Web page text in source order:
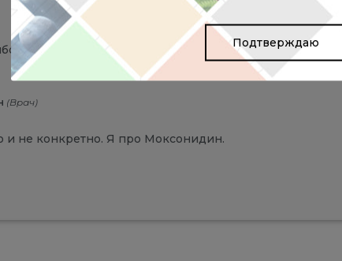
(Врач)
и не конкретно. Я про Моксонидин.
Подтверждаю